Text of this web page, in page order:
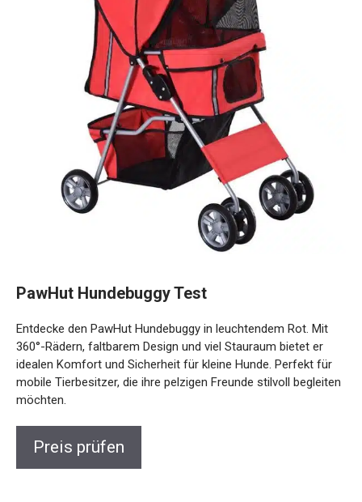
PawHut Hundebuggy Test
Entdecke den PawHut Hundebuggy in leuchtendem Rot. Mit
360°-Rädern, faltbarem Design und viel Stauraum bietet er
idealen Komfort und Sicherheit für kleine Hunde. Perfekt für
mobile Tierbesitzer, die ihre pelzigen Freunde stilvoll begleiten
möchten.
Preis prüfen